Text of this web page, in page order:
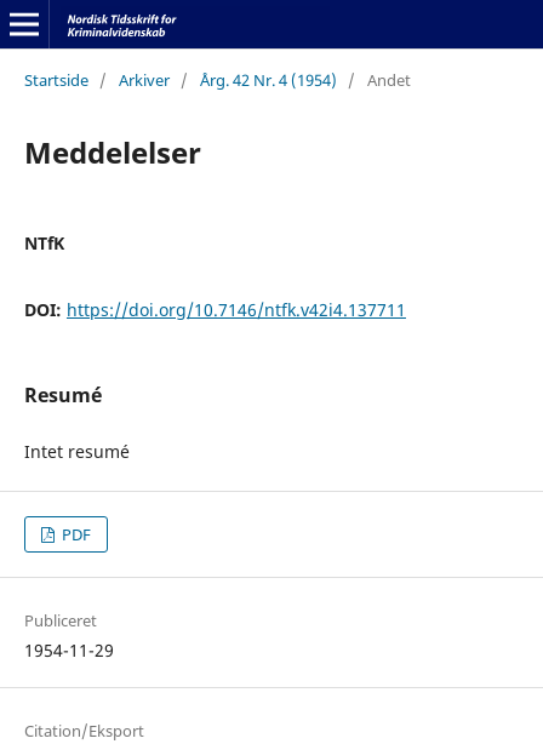
Startside / Arkiver / Årg. 42 Nr. 4 (1954) / Andet
Meddelelser
NTfK
DOI: https://doi.org/10.7146/ntfk.v42i4.137711
Resumé
Intet resumé
PDF
Publiceret
1954-11-29
Citation/Eksport